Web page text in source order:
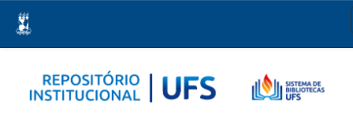
navigation